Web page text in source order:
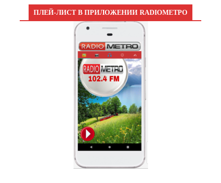
ПЛЕЙ-ЛИСТ В ПРИЛОЖЕНИИ RADIOМЕТРО